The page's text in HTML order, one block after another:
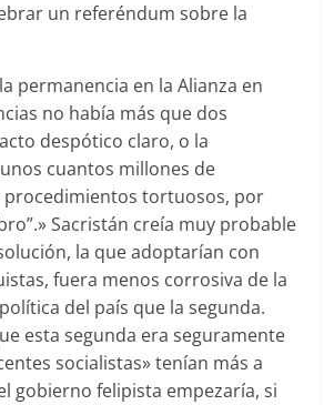
un referéndum sobre la
permanencia en la Alianza en
no había más que dos
despótico claro, o la
cuantos millones de
procedimientos tortuosos, por
Sacristán creía muy probable
la que adoptarían con
fuera menos corrosiva de la
del país que la segunda.
esta segunda era seguramente
socialistas» tenían más a
gobierno felipista empezaría, si